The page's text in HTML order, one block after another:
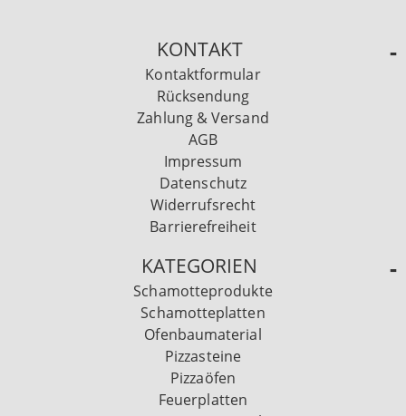
KONTAKT
Kontaktformular
Rücksendung
Zahlung & Versand
AGB
Impressum
Datenschutz
Widerrufsrecht
Barrierefreiheit
KATEGORIEN
Schamotteprodukte
Schamotteplatten
Ofenbaumaterial
Pizzasteine
Pizzaöfen
Feuerplatten